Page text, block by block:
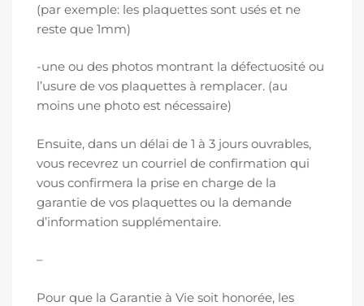
(par exemple: les plaquettes sont usés et ne
reste que 1mm)
-une ou des photos montrant la défectuosité ou
l’usure de vos plaquettes à remplacer. (au
moins une photo est nécessaire)
Ensuite, dans un délai de 1 à 3 jours ouvrables,
vous recevrez un courriel de confirmation qui
vous confirmera la prise en charge de la
garantie de vos plaquettes ou la demande
d’information supplémentaire.
–
Pour que la Garantie à Vie soit honorée, les